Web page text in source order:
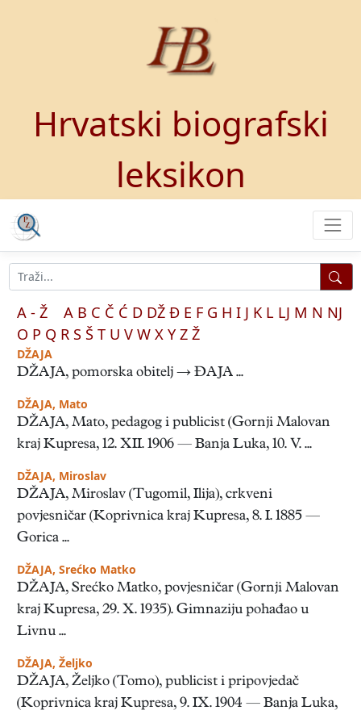
Hrvatski biografski
leksikon
A - Ž A B C Č Ć D DŽ Đ E F G H I J K L LJ M N NJ
O P Q R S Š T U V W X Y Z Ž
DŽAJA
DŽAJA, pomorska obitelj → ĐAJA ...
DŽAJA, Mato
DŽAJA, Mato, pedagog i publicist (Gornji Malovan
kraj Kupresa, 12. XII. 1906 — Banja Luka, 10. V. ...
DŽAJA, Miroslav
DŽAJA, Miroslav (Tugomil, Ilija), crkveni
povjesničar (Koprivnica kraj Kupresa, 8. I. 1885 —
Gorica ...
DŽAJA, Srećko Matko
DŽAJA, Srećko Matko, povjesničar (Gornji Malovan
kraj Kupresa, 29. X. 1935). Gimnaziju pohađao u
Livnu ...
DŽAJA, Željko
DŽAJA, Željko (Tomo), publicist i pripovjedač
(Koprivnica kraj Kupresa, 9. IX. 1904 — Banja Luka,